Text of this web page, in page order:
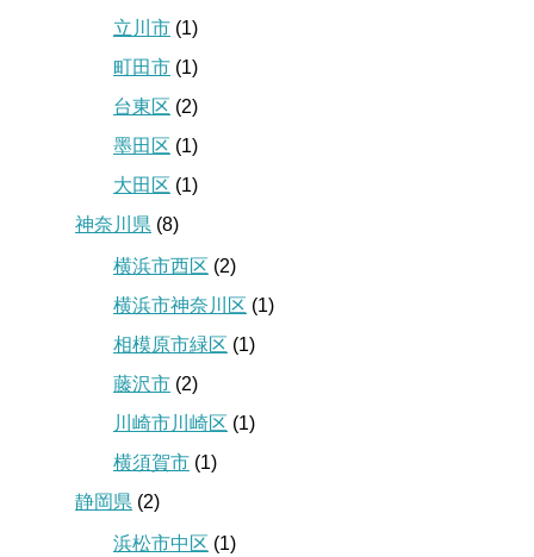
立川市 (1)
町田市 (1)
台東区 (2)
墨田区 (1)
大田区 (1)
神奈川県 (8)
横浜市西区 (2)
横浜市神奈川区 (1)
相模原市緑区 (1)
藤沢市 (2)
川崎市川崎区 (1)
横須賀市 (1)
静岡県 (2)
浜松市中区 (1)